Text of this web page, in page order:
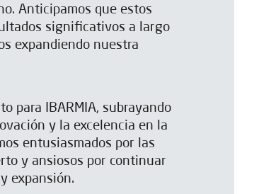
Anticipamos que estos
significativos a largo
expandiendo nuestra
para IBARMIA, subrayando
y la excelencia en la
entusiasmados por las
y ansiosos por continuar
expansión.